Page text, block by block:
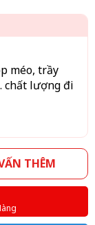
méo, trầy
chất lượng đi
THÊM